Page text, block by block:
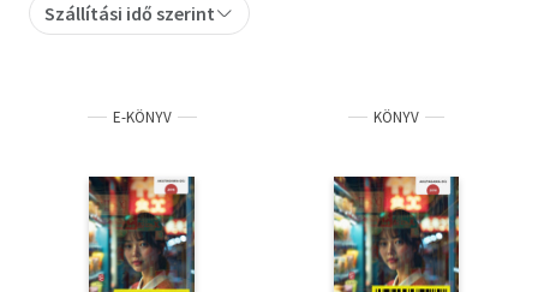
Szakkönyv
Tankönyv, segédkönyv
Társadalomtudomány
Természettudomány
Történelem
Szállítási idő szerint
E-KÖNYV KÖNYV